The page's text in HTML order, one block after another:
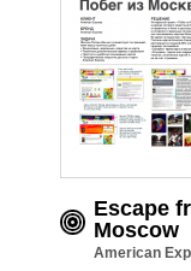
Escape
Moscow
American